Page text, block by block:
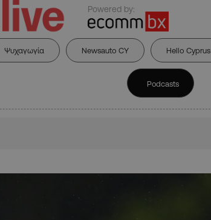
Powered by:
Ψυχαγωγία Newsauto CY Hello Cyprus
Podcasts